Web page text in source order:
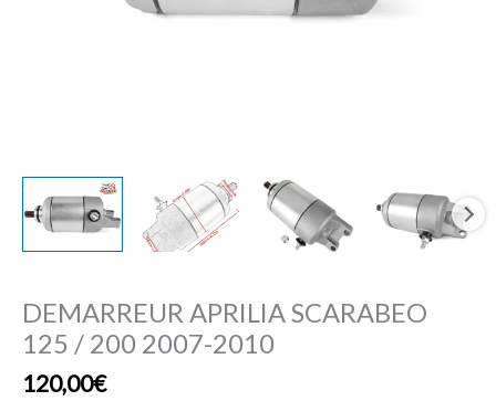
DEMARREUR APRILIA SCARABEO
125 / 200 2007-2010
120,00€